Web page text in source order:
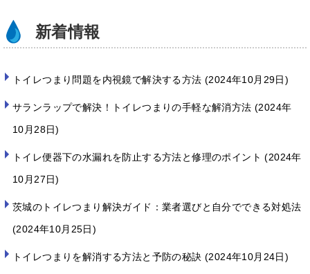
k
新着情報
トイレつまり問題を内視鏡で解決する方法 2024年10月29日
サランラップで解決！トイレつまりの手軽な解消方法
2024年
10月28日
トイレ便器下の水漏れを防止する方法と修理のポイント 2024年
10月27日
茨城のトイレつまり解決ガイド：業者選びと自分でできる対処法
2024年10月25日
トイレつまりを解消する方法と予防の秘訣 2024年10月24日